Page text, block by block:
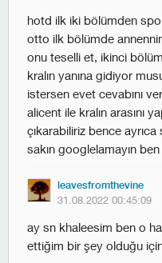
hotd ilk iki bölümden
otto ilk bölümde
onu teselli et, ikinci
kralın yanına gidiyor
istersen evet cevabını
alicent ile kralın arasını
çıkarabiliriz bence ayrıca
sakın googlelamayın
leavesfromthevine
31.08.2022 00:45:09
ay sn khaleesim ben o
ettiğim bir şey olduğu